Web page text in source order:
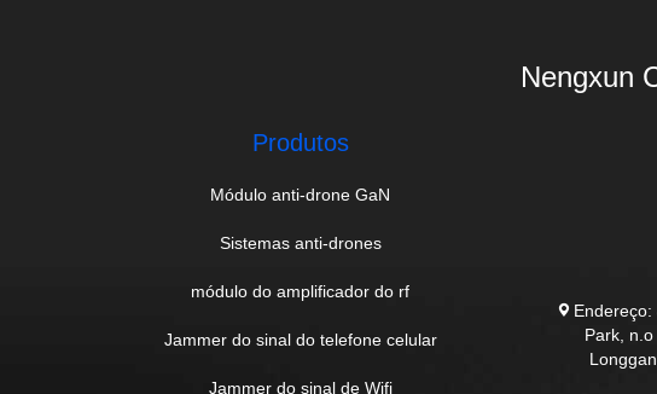
Nengxun
Produtos
Módulo anti-drone GaN
Sistemas anti-drones
módulo do amplificador do rf
Jammer do sinal do telefone celular
Jammer do sinal de Wifi
Park,